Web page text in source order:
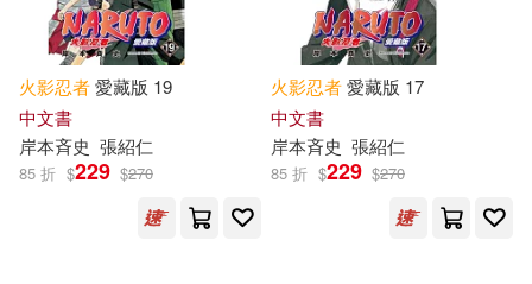
火影忍者愛藏版 19
中文書
岸本斉史 張紹仁
85 折 $229 $270
火影忍者愛藏版 17
中文書
岸本斉史 張紹仁
85 折 $229 $270